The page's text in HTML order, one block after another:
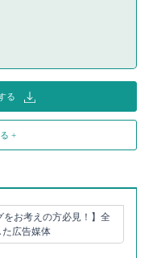
る
+
をお考えの方必見！】全
た広告媒体